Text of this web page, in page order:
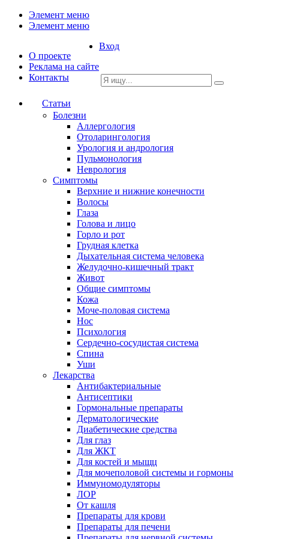
Элемент меню
Элемент меню
О проекте
Реклама на сайте
Контакты
Вход
Статьи
Болезни
Аллергология
Отоларингология
Урология и андрология
Пульмонология
Неврология
Симптомы
Верхние и нижние конечности
Волосы
Глаза
Голова и лицо
Горло и рот
Грудная клетка
Дыхательная система человека
Желудочно-кишечный тракт
Живот
Общие симптомы
Кожа
Моче-половая система
Нос
Психология
Сердечно-сосудистая система
Спина
Уши
Лекарства
Антибактериальные
Антисептики
Гормональные препараты
Дерматологические
Диабетические средства
Для глаз
Для ЖКТ
Для костей и мыщц
Для мочеполовой системы и гормоны
Иммуномодуляторы
ЛОР
От кашля
Препараты для крови
Препараты для печени